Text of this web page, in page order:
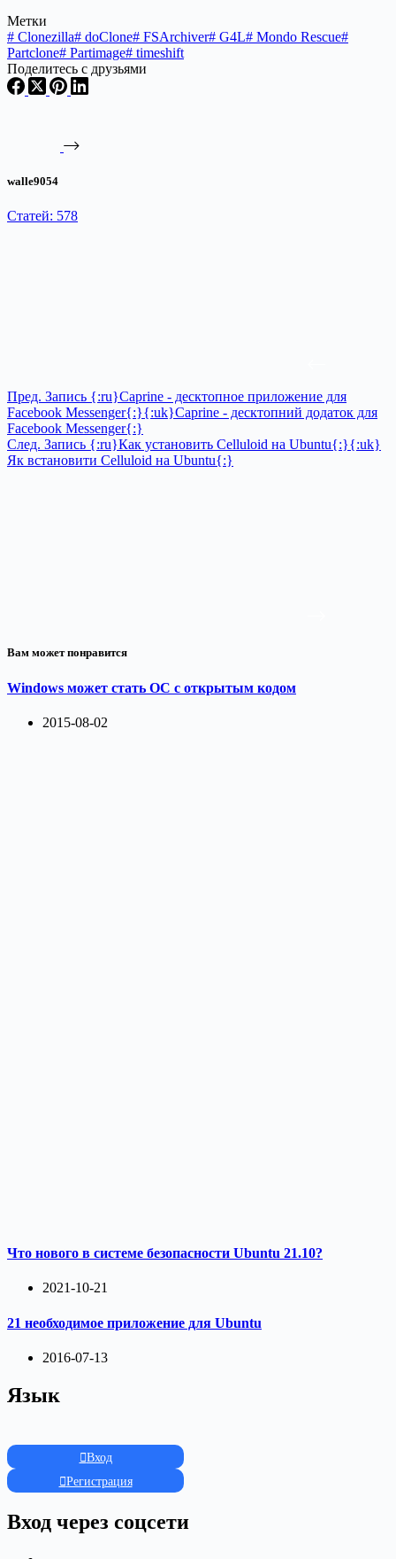
Метки
# Clonezilla# doClone# FSArchiver# G4L# Mondo Rescue#
Partclone# Partimage# timeshift
Поделитесь с друзьями
walle9054
Статей: 578
Пред. Запись {:ru}Caprine - десктопное приложение для
Facebook Messenger{:}{:uk}Caprine - десктопний додаток для
Facebook Messenger{:}
След. Запись {:ru}Как установить Celluloid на Ubuntu{:}{:uk}
Як встановити Celluloid на Ubuntu{:}
Вам может понравится
Windows может стать ОС с открытым кодом
2015-08-02
Что нового в системе безопасности Ubuntu 21.10?
2021-10-21
21 необходимое приложение для Ubuntu
2016-07-13
Язык
Вход
Регистрация
Вход через соцсети